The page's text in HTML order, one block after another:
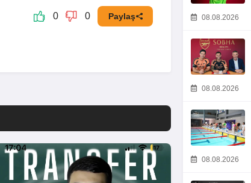
0 0 Paylaş 08.08.2026
08.08.2026
08.08.2026